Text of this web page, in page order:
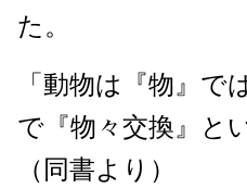
た。
「動物は『物』
で『物々交換』と
（同書より）